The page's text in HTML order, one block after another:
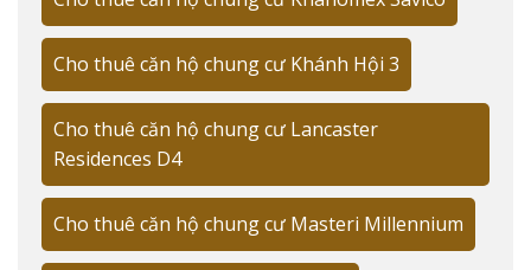
View sông Sài Gòn và trung tâm thành phố
Tiện ích nội khu đẳng cấp
Cộng đồng cư dân văn minh
Đánh giá trải nghiệm từ cư dân hiện tại
"Sau 2 năm sinh sống tại Grand Riverside, tôi rất hài
Cho thuê căn hộ chung cư Khánh Hội 3
Cho thuê căn hộ chung cư Lancaster
Residences D4
Cho thuê căn hộ chung cư Masteri Millennium